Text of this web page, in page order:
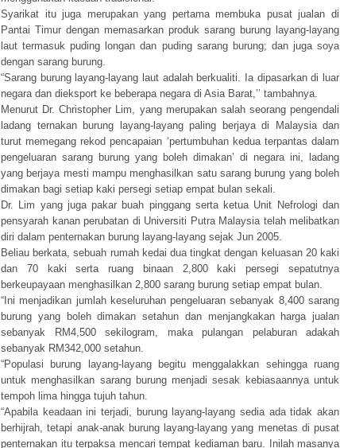
Syarikat itu juga merupakan yang pertama membuka pusat jualan di
Pantai Timur dengan memasarkan produk sarang burung layang-layang
laut termasuk puding longan dan puding sarang burung; dan juga soya
dengan sarang burung.
“Sarang burung layang-layang laut adalah berkualiti. Ia dipasarkan di luar
negara dan dieksport ke beberapa negara di Asia Barat,’’ tambahnya.
Menurut Dr. Christopher Lim, yang merupakan salah seorang pengendali
ladang ternakan burung layang-layang paling berjaya di Malaysia dan
turut memegang rekod pencapaian ‘pertumbuhan kedua terpantas dalam
pengeluaran sarang burung yang boleh dimakan’ di negara ini, ladang
yang berjaya mesti mampu menghasilkan satu sarang burung yang boleh
dimakan bagi setiap kaki persegi setiap empat bulan sekali.
Dr. Lim yang juga pakar buah pinggang serta ketua Unit Nefrologi dan
pensyarah kanan perubatan di Universiti Putra Malaysia telah melibatkan
diri dalam penternakan burung layang-layang sejak Jun 2005.
Beliau berkata, sebuah rumah kedai dua tingkat dengan keluasan 20 kaki
dan 70 kaki serta ruang binaan 2,800 kaki persegi sepatutnya
berkeupayaan menghasilkan 2,800 sarang burung setiap empat bulan.
“Ini menjadikan jumlah keseluruhan pengeluaran sebanyak 8,400 sarang
burung yang boleh dimakan setahun dan menjangkakan harga jualan
sebanyak RM4,500 sekilogram, maka pulangan pelaburan adakah
sebanyak RM342,000 setahun.
“Populasi burung layang-layang begitu menggalakkan sehingga ruang
untuk menghasilkan sarang burung menjadi sesak kebiasaannya untuk
tempoh lima hingga tujuh tahun.
“Apabila keadaan ini terjadi, burung layang-layang sedia ada tidak akan
berhijrah, tetapi anak-anak burung layang-layang yang menetas di pusat
penternakan itu terpaksa mencari tempat kediaman baru. Inilah masanya